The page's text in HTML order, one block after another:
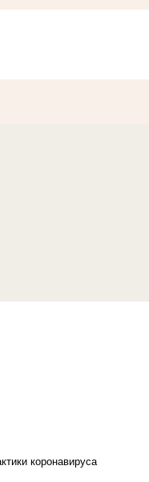
коронавируса